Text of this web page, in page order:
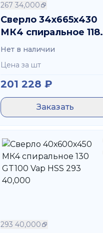
267 34,000
Сверло 34х665х430
МК4 спиральное 118
Vap HSS DIN1870 267
Нет в наличии
Цена за шт
201 228 ₽
Заказать
293 40,000